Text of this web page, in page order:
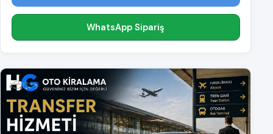
WhatsApp Sipariş